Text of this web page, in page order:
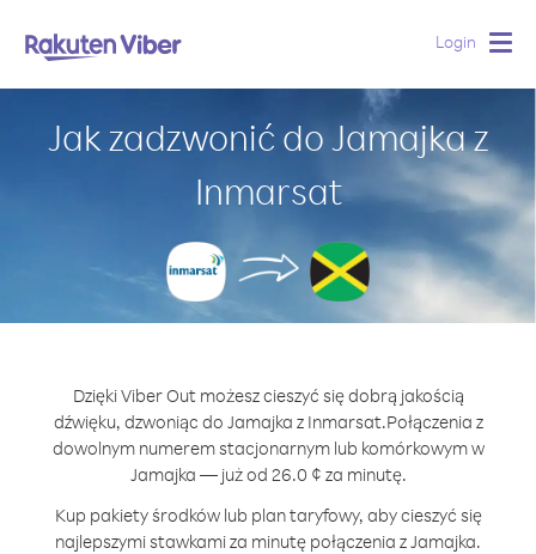
Login
Jak zadzwonić do Jamajka z
Inmarsat
Dzięki Viber Out możesz cieszyć się dobrą jakością
dźwięku, dzwoniąc do Jamajka z Inmarsat.Połączenia z
dowolnym numerem stacjonarnym lub komórkowym w
Jamajka — już od 26.0 ¢ za minutę.
Kup pakiety środków lub plan taryfowy, aby cieszyć się
najlepszymi stawkami za minutę połączenia z Jamajka.